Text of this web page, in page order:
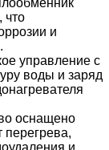
что
и
управление с
воды и заряд
оснащено
перегрева,